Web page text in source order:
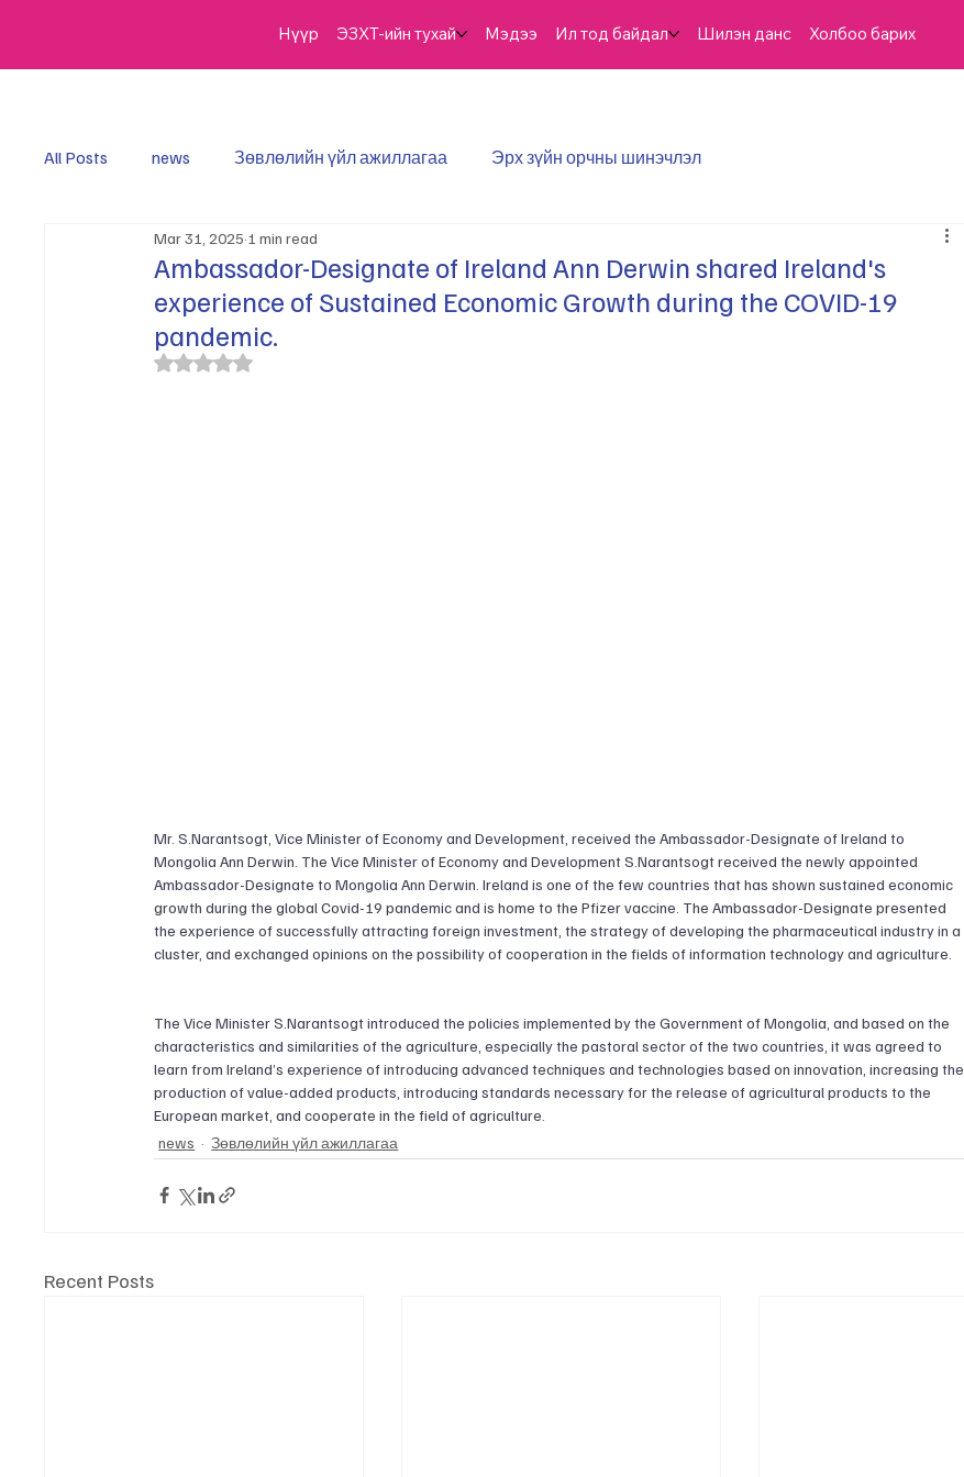
Нүүр ЭЗХТ-ийн тухай Мэдээ Ил тод байдал Шилэн данс Холбоо барих
All Posts news ​Зөвлөлийн үйл ажиллагаа Эрх зүйн орчны шинэчлэл
Ambassador-Designate of Ireland Ann Derwin shared Ireland's
experience of Sustained Economic Growth during the COVID-19
pandemic.
Mar 31, 2025 1 min read
Rated NaN out of 5 stars.
Mr. S.Narantsogt, Vice Minister of Economy and Development, received the Ambassador-Designate of Ireland to
Mongolia Ann Derwin. The Vice Minister of Economy and Development S.Narantsogt received the newly appointed
Ambassador-Designate to Mongolia Ann Derwin. Ireland is one of the few countries that has shown sustained economic
growth during the global Covid-19 pandemic and is home to the Pfizer vaccine. The Ambassador-Designate presented
the experience of successfully attracting foreign investment, the strategy of developing the pharmaceutical industry in a
cluster, and exchanged opinions on the possibility of cooperation in the fields of information technology and agriculture.
The Vice Minister S.Narantsogt introduced the policies implemented by the Government of Mongolia, and based on the
characteristics and similarities of the agriculture, especially the pastoral sector of the two countries, it was agreed to
learn from Ireland’s experience of introducing advanced techniques and technologies based on innovation, increasing the
production of value-added products, introducing standards necessary for the release of agricultural products to the
European market, and cooperate in the field of agriculture.
news
​Зөвлөлийн үйл ажиллагаа
Recent Posts